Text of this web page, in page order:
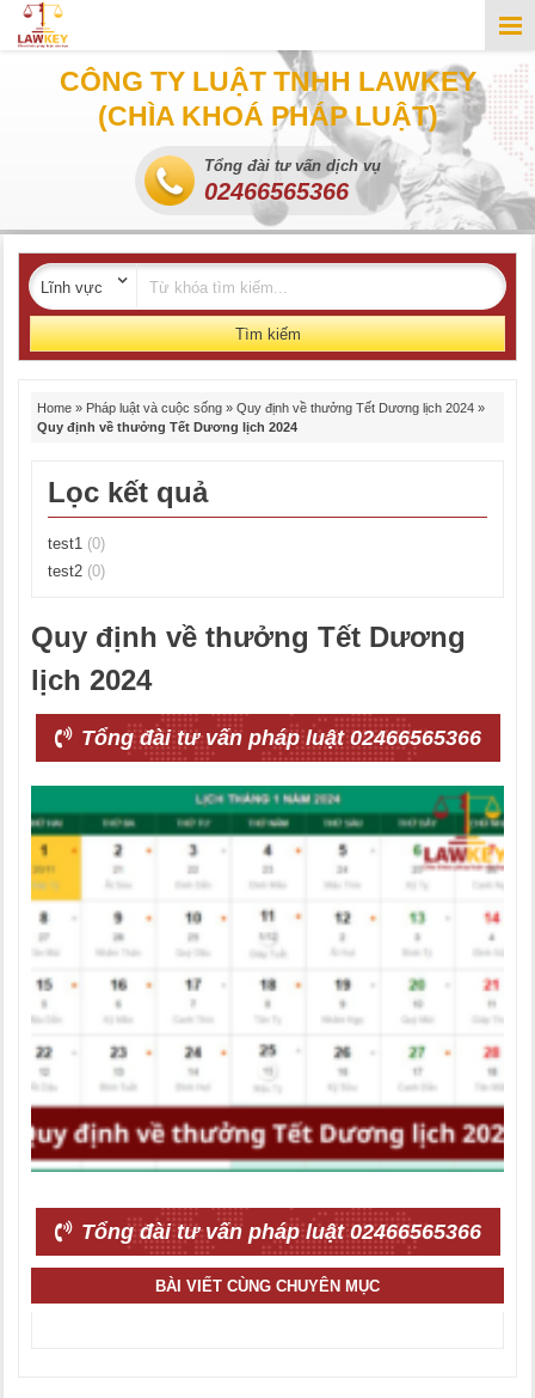
CÔNG TY LUẬT TNHH LAWKEY
(CHÌA KHOÁ PHÁP LUẬT)
Tổng đài tư vấn dịch vụ
02466565366
Tìm kiếm
Home » Pháp luật và cuộc sống » Quy định về thưởng Tết Dương lịch 2024 »
Quy định về thưởng Tết Dương lịch 2024
Lọc kết quả
test1 (0)
test2 (0)
Quy định về thưởng Tết Dương
lịch 2024
Tổng đài tư vấn pháp luật 02466565366
Tổng đài tư vấn pháp luật 02466565366
BÀI VIẾT CÙNG CHUYÊN MỤC